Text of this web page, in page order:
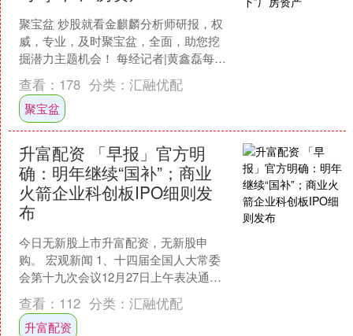
聚宝盆 炒股就看金麒麟分析师研报，权
威，专业，及时聚宝盆，全面，助您挖
掘潜力主题机会！ 每经记者|黄鑫磊每经
编辑|陈星 12月25日，甬矽电子
（SH688362....
查看： 178 分类： 汇融优配
聚宝盆
升富配资 「早报」官方明
确：明年继续“国补”；商业
火箭企业科创板IPO细则发
布
今日无新股上市升富配资，无新股申
购。 宏观新闻 1、十四届全国人大常委
会第十九次会议12月27日上午表决通过
了关于召开十四届全国人大四次会议的
决定。根据决定，十....
查看： 112 分类： 汇融优配
升富配资